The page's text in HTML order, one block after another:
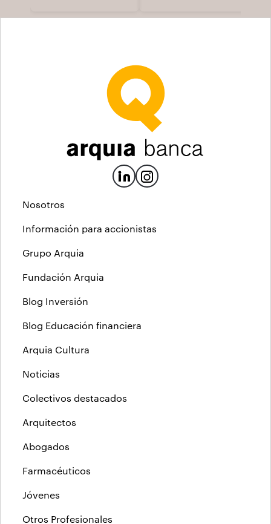
Nosotros
Información para accionistas
Grupo Arquia
Fundación Arquia
Blog Inversión
Blog Educación financiera
Arquia Cultura
Noticias
Colectivos destacados
Arquitectos
Abogados
Farmacéuticos
Jóvenes
Otros Profesionales